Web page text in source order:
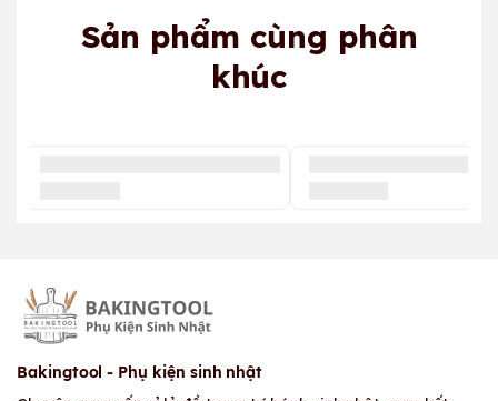
Sản phẩm cùng phân
khúc
Bakingtool - Phụ kiện sinh nhật